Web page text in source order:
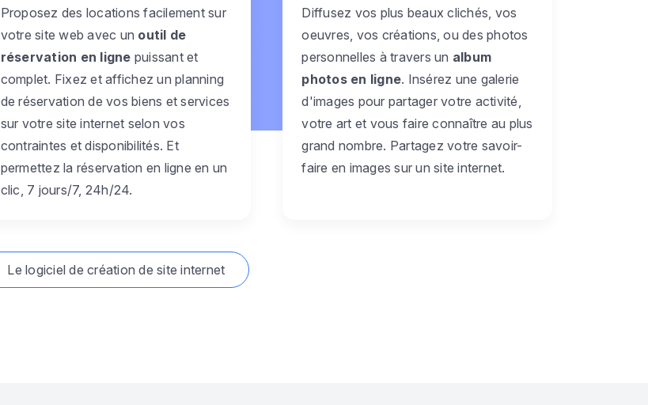
Proposez des locations facilement sur
votre site web avec un outil de
réservation en ligne puissant et
complet. Fixez et affichez un planning
de réservation de vos biens et services
sur votre site internet selon vos
contraintes et disponibilités. Et
permettez la réservation en ligne en un
clic, 7 jours/7, 24h/24.
Diffusez vos plus beaux clichés, vos
oeuvres, vos créations, ou des photos
personnelles à travers un album
photos en ligne. Insérez une galerie
d'images pour partager votre activité,
votre art et vous faire connaître au plus
grand nombre. Partagez votre savoir-
faire en images sur un site internet.
Le logiciel de création de site internet